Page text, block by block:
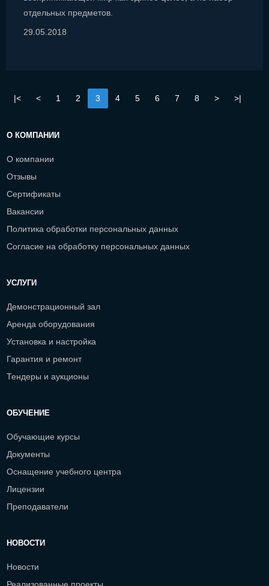
отдельных предметов.
29.05.2018
|< < 1 2 3 4 5 6 7 8 > >|
О КОМПАНИИ
О компании
Отзывы
Сертификаты
Вакансии
Политика обработки персональных данных
Согласие на обработку персональных данных
УСЛУГИ
Демонстрационный зал
Аренда оборудования
Установка и настройка
Гарантия и ремонт
Тендеры и аукционы
ОБУЧЕНИЕ
Обучающие курсы
Документы
Оснащение учебного центра
Лицензии
Преподаватели
НОВОСТИ
Новости